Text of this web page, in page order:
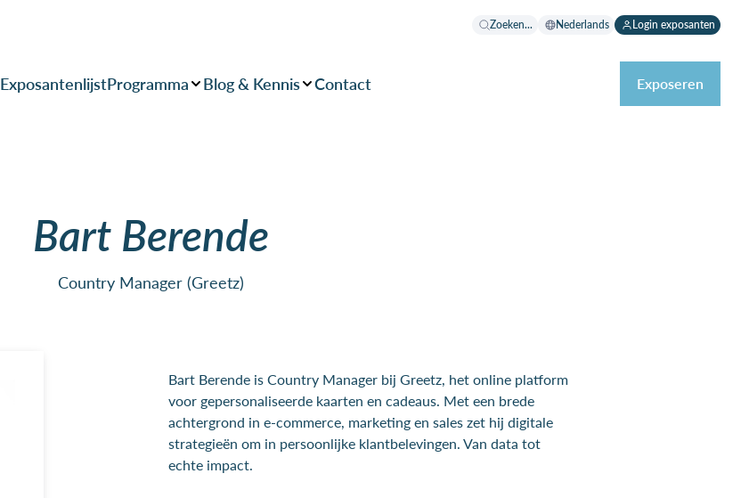
Zoeken... Nederlands Login exposanten
ExposantenlijstProgramma Blog & Kennis Contact Exposeren
Bart Berende
Country Manager (Greetz)
Bart Berende is Country Manager bij Greetz, het online platform
voor gepersonaliseerde kaarten en cadeaus. Met een brede
achtergrond in e-commerce, marketing en sales zet hij digitale
strategieën om in persoonlijke klantbelevingen. Van data tot
echte impact.